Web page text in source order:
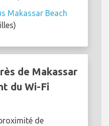
Makassar Beach
de Makassar
du Wi-Fi
de